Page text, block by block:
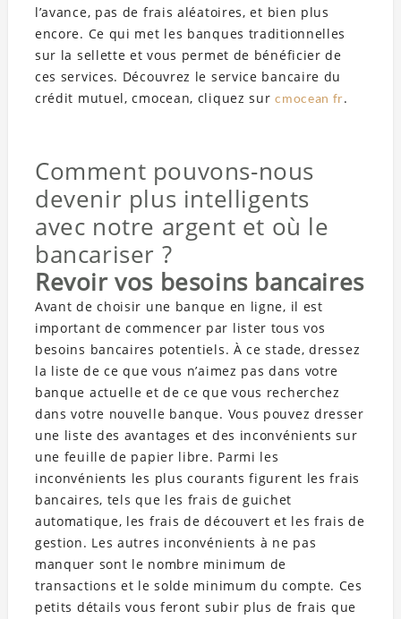
l’avance, pas de frais aléatoires, et bien plus
encore. Ce qui met les banques traditionnelles
sur la sellette et vous permet de bénéficier de
ces services. Découvrez le service bancaire du
crédit mutuel, cmocean, cliquez surcmocean fr.
Comment pouvons-nous
devenir plus intelligents
avec notre argent et où le
bancariser ?
Revoir vos besoins bancaires
Avant de choisir une banque en ligne, il est
important de commencer par lister tous vos
besoins bancaires potentiels. À ce stade, dressez
la liste de ce que vous n’aimez pas dans votre
banque actuelle et de ce que vous recherchez
dans votre nouvelle banque. Vous pouvez dresser
une liste des avantages et des inconvénients sur
une feuille de papier libre. Parmi les
inconvénients les plus courants figurent les frais
bancaires, tels que les frais de guichet
automatique, les frais de découvert et les frais de
gestion. Les autres inconvénients à ne pas
manquer sont le nombre minimum de
transactions et le solde minimum du compte. Ces
petits détails vous feront subir plus de frais que